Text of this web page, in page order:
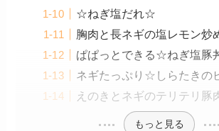
☆ねぎ塩だれ☆
胸肉と長ネギの塩レモン炒
ぱぱっとできる☆ねぎ塩豚
ネギたっぷり☆しらたきの
えのきとネギのテリテリ豚
もっと見る